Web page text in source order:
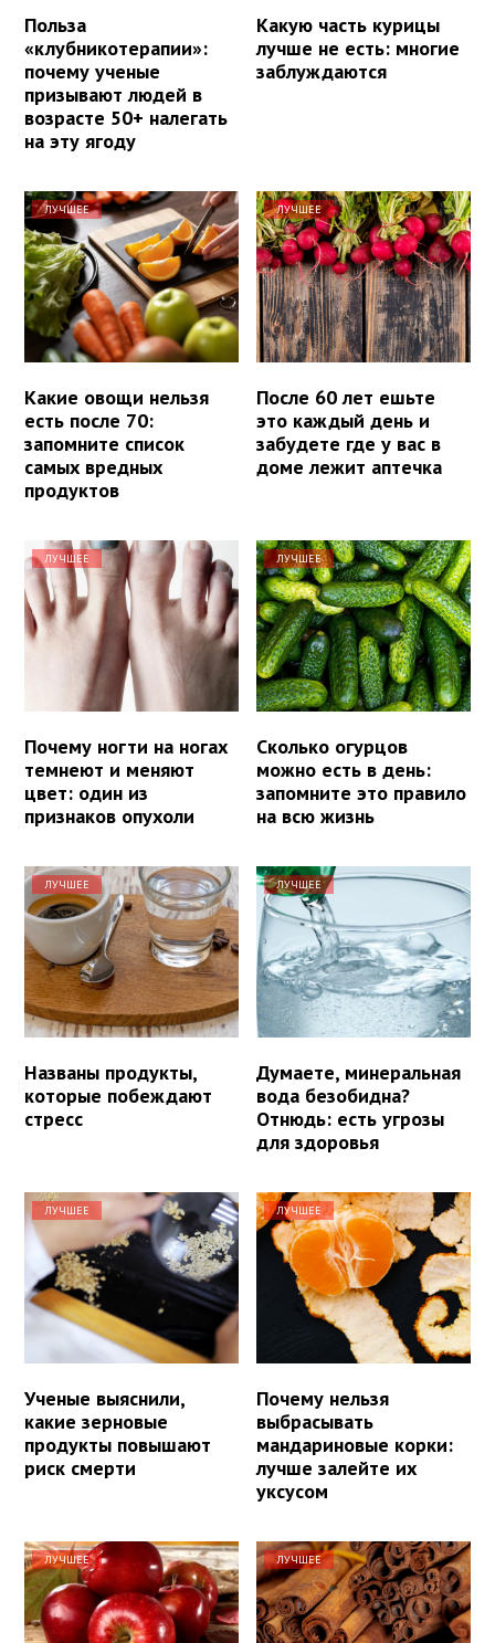
Польза
«клубникотерапии»:
почему ученые
призывают людей в
возрасте 50+ налегать
на эту ягоду
Какую часть курицы
лучше не есть: многие
заблуждаются
ЛУЧШЕЕ
Какие овощи нельзя
есть после 70:
запомните список
самых вредных
продуктов
ЛУЧШЕЕ
После 60 лет ешьте
это каждый день и
забудете где у вас в
доме лежит аптечка
ЛУЧШЕЕ
Почему ногти на ногах
темнеют и меняют
цвет: один из
признаков опухоли
ЛУЧШЕЕ
Сколько огурцов
можно есть в день:
запомните это правило
на всю жизнь
ЛУЧШЕЕ
Названы продукты,
которые побеждают
стресс
ЛУЧШЕЕ
Думаете, минеральная
вода безобидна?
Отнюдь: есть угрозы
для здоровья
ЛУЧШЕЕ
Ученые выяснили,
какие зерновые
продукты повышают
риск смерти
ЛУЧШЕЕ
Почему нельзя
выбрасывать
мандариновые корки:
лучше залейте их
уксусом
ЛУЧШЕЕ ЛУЧШЕЕ